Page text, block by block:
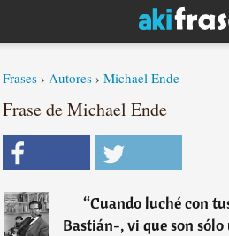
Frases › Autores › Michael Ende
Frase de Michael Ende
“Cuando luché con
Bastián-, vi que son